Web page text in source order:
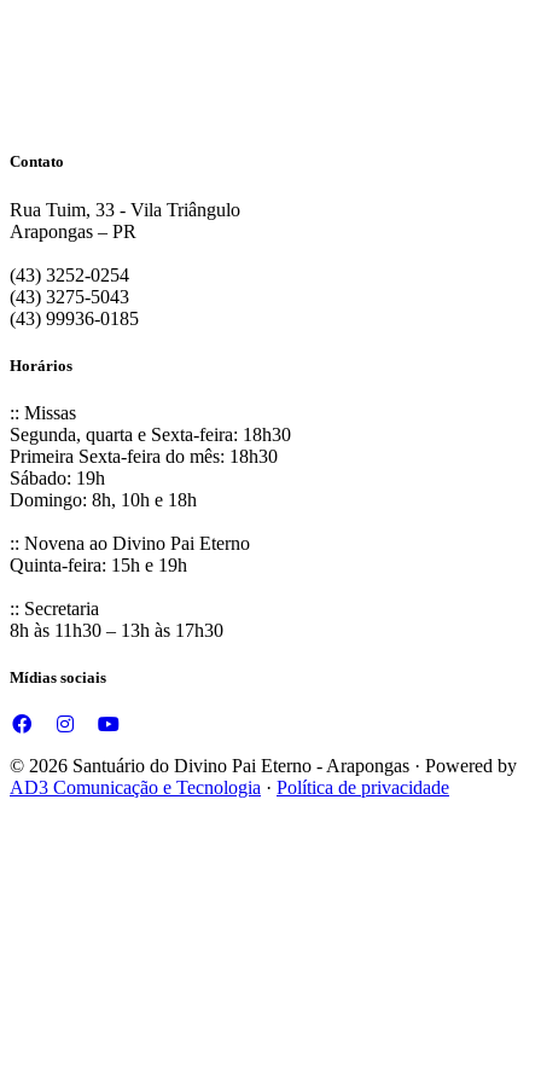
Contato
Rua Tuim, 33 - Vila Triângulo
Arapongas – PR
(43) 3252-0254
(43) 3275-5043
(43) 99936-0185
Horários
:: Missas
Segunda, quarta e Sexta-feira: 18h30
Primeira Sexta-feira do mês: 18h30
Sábado: 19h
Domingo: 8h, 10h e 18h
:: Novena ao Divino Pai Eterno
Quinta-feira: 15h e 19h
:: Secretaria
8h às 11h30 – 13h às 17h30
Mídias sociais
© 2026 Santuário do Divino Pai Eterno - Arapongas · Powered by
AD3 Comunicação e Tecnologia · Política de privacidade